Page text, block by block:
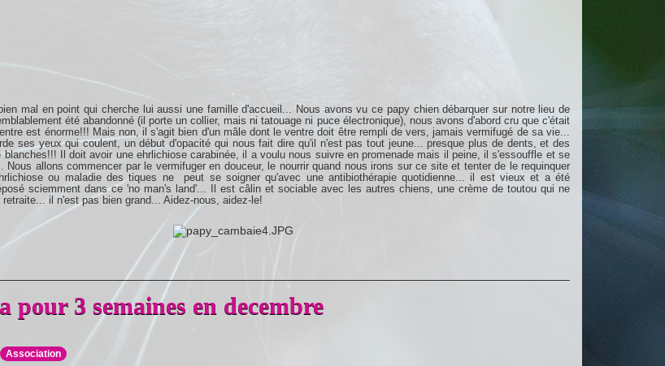
mal en point qui cherche lui aussi une famille d'accueil... Nous avons vu ce papy chien débarquer sur notre lieu de
été abandonné (il porte un collier, mais ni tatouage ni puce électronique), nous avons d'abord cru que c'était
est énorme!!! Mais non, il s'agit bien d'un mâle dont le ventre doit être rempli de vers, jamais vermifugé de sa vie...
ses yeux qui coulent, un début d'opacité qui nous fait dire qu'il n'est pas tout jeune... presque plus de dents, et des
blanches!!! Il doit avoir une ehrlichiose carabinée, il a voulu nous suivre en promenade mais il peine, il s'essouffle et se
Nous allons commencer par le vermifuger en douceur, le nourrir quand nous irons sur ce site et tenter de le requinquer
ou maladie des tiques ne peut se soigner qu'avec une antibiothérapie quotidienne... il est vieux et a été
sciemment dans ce 'no man's land'... Il est câlin et sociable avec les autres chiens, une crème de toutou qui ne
retraite... il n'est pas bien grand... Aidez-nous, aidez-le!
pour 3 semaines en decembre
Association